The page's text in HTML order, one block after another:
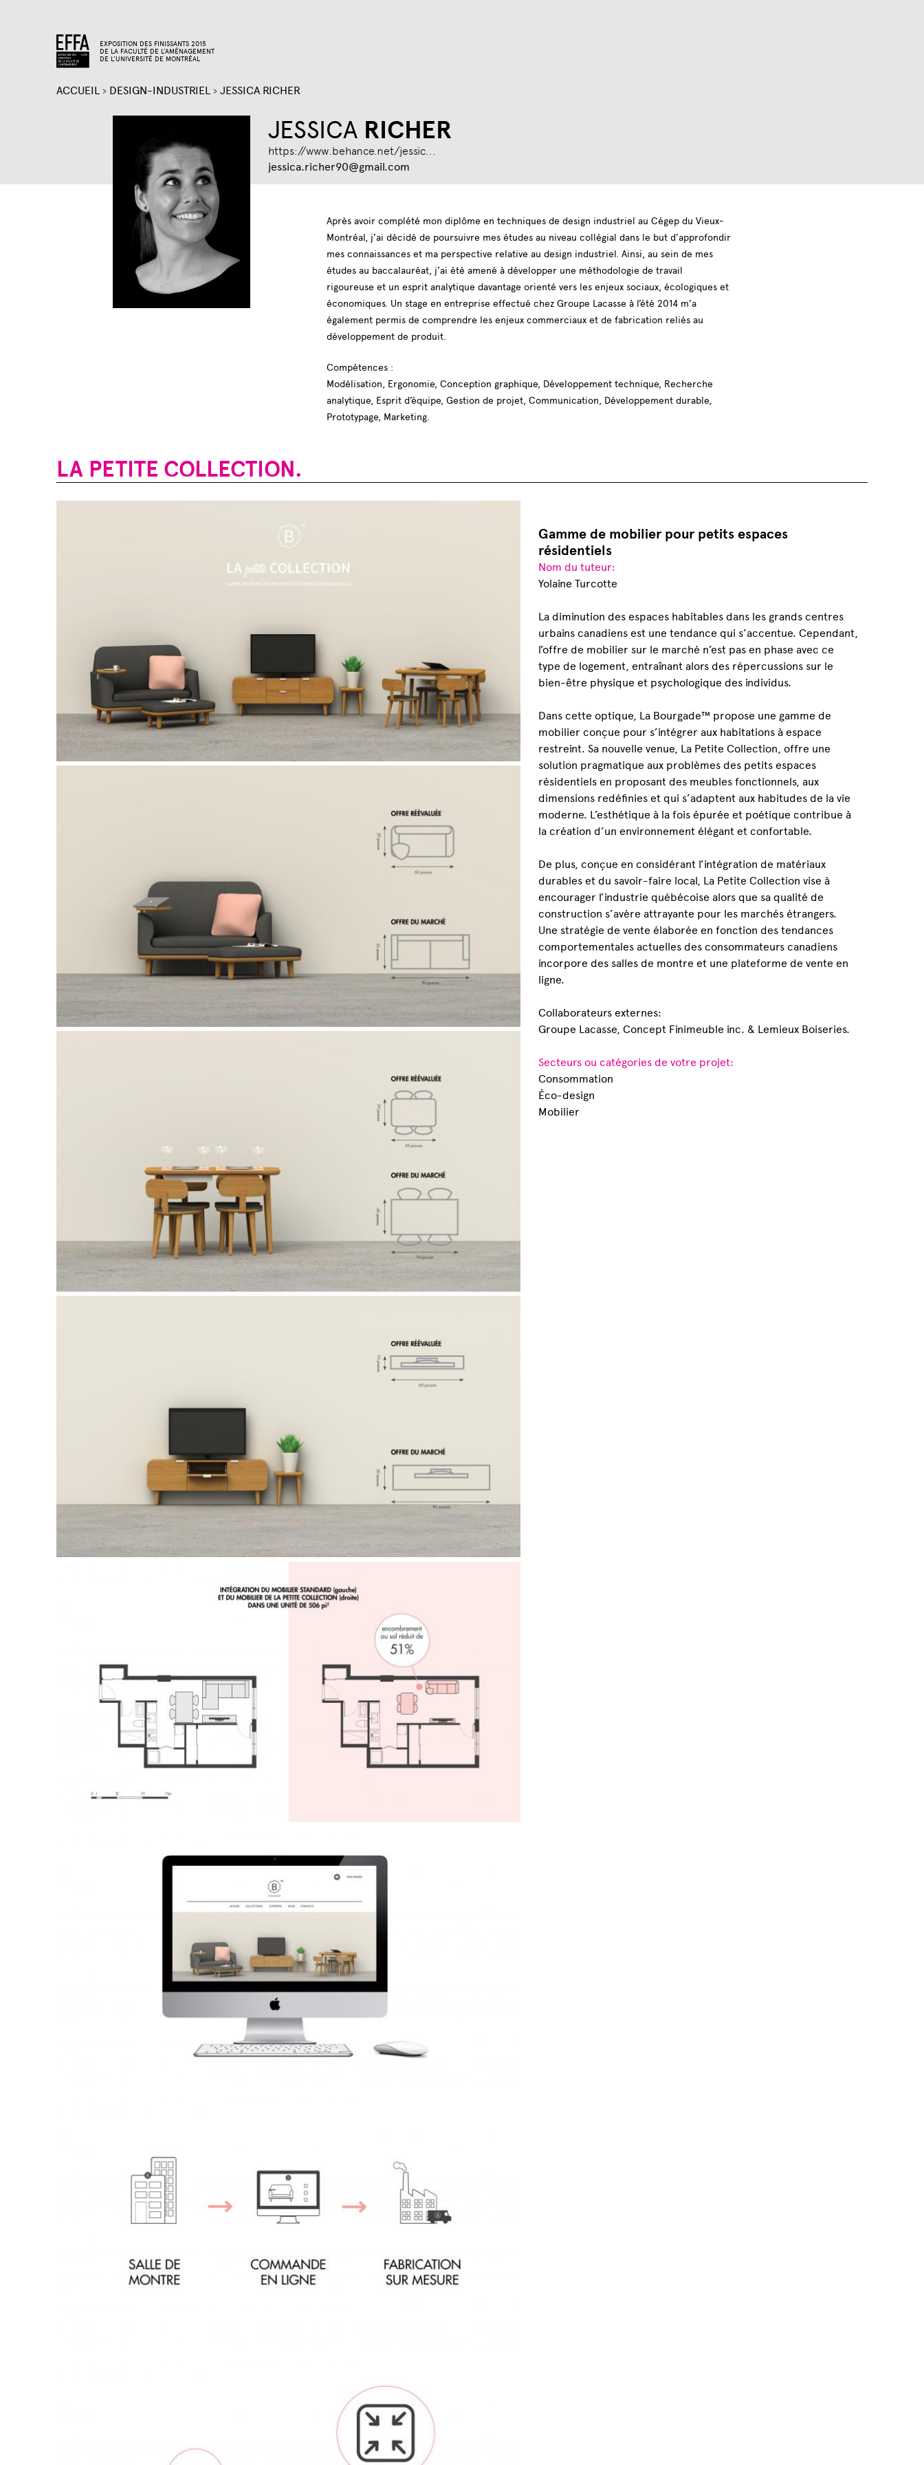
EXPOSITION DES FINISSANTS 2015
DE LA FACULTÉ DE L’AMÉNAGEMENT
DE L’UNIVERSITÉ DE MONTRÉAL
ICI
ACCUEIL › DESIGN-INDUSTRIEL ›JESSICA RICHER
JESSICA RICHER
https://www.behance.net/jessic...
jessica.richer90@gmail.com
Après avoir complété mon diplôme en techniques de design industriel au Cégep du Vieux-
Montréal, j’ai décidé de poursuivre mes études au niveau collégial dans le but d’approfondir
mes connaissances et ma perspective relative au design industriel. Ainsi, au sein de mes
études au baccalauréat, j’ai été amené à développer une méthodologie de travail
rigoureuse et un esprit analytique davantage orienté vers les enjeux sociaux, écologiques et
économiques. Un stage en entreprise effectué chez Groupe Lacasse à l’été 2014 m’a
également permis de comprendre les enjeux commerciaux et de fabrication reliés au
développement de produit.
Compétences :
Modélisation, Ergonomie, Conception graphique, Développement technique, Recherche
analytique, Esprit d’équipe, Gestion de projet, Communication, Développement durable,
Prototypage, Marketing.
LA PETITE COLLECTION.
Gamme de mobilier pour petits espaces
résidentiels
Nom du tuteur:
Yolaine Turcotte
La diminution des espaces habitables dans les grands centres
urbains canadiens est une tendance qui s’accentue. Cependant,
l’offre de mobilier sur le marché n’est pas en phase avec ce
type de logement, entraînant alors des répercussions sur le
bien-être physique et psychologique des individus.
Dans cette optique, La Bourgade™ propose une gamme de
mobilier conçue pour s’intégrer aux habitations à espace
restreint. Sa nouvelle venue, La Petite Collection, offre une
solution pragmatique aux problèmes des petits espaces
résidentiels en proposant des meubles fonctionnels, aux
dimensions redéfinies et qui s’adaptent aux habitudes de la vie
moderne. L’esthétique à la fois épurée et poétique contribue à
la création d’un environnement élégant et confortable.
De plus, conçue en considérant l’intégration de matériaux
durables et du savoir-faire local, La Petite Collection vise à
encourager l’industrie québécoise alors que sa qualité de
construction s’avère attrayante pour les marchés étrangers.
Une stratégie de vente élaborée en fonction des tendances
comportementales actuelles des consommateurs canadiens
incorpore des salles de montre et une plateforme de vente en
ligne.
Collaborateurs externes:
Groupe Lacasse, Concept Finimeuble inc. & Lemieux Boiseries.
Secteurs ou catégories de votre projet:
Consommation
Éco-design
Mobilier